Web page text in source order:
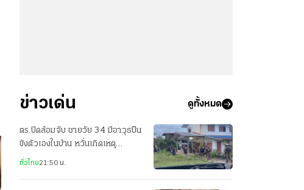
ข่าวเด่น ดูทั้งหมด
ตร.ปิดล้อมจับ ชายวัย 34 มีอาวุธปืน
ขังตัวเองในบ้าน หวั่นเกิดเหตุ
อันตราย
ทั่วไทย21:50 น.